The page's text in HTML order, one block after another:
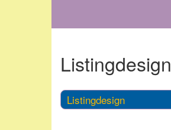
Listingdesign
Listingdesign